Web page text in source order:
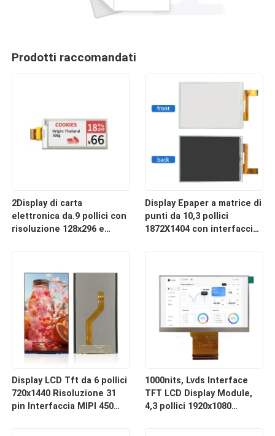
Prodotti raccomandati
2Display di carta
elettronica da.9 pollici con
risoluzione 128x296 e
Display Epaper a matrice di
punti da 10,3 pollici
1872X1404 con interfaccia
Display LCD Tft da 6 pollici
720x1440 Risoluzione 31
pin Interfaccia MIPI 450
1000nits, Lvds Interface
TFT LCD Display Module,
4,3 pollici 1920x1080